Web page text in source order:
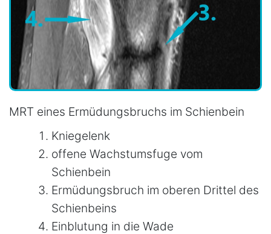
MRT eines Ermüdungsbruchs im Schienbein
Kniegelenk
offene Wachstumsfuge vom
Schienbein
Ermüdungsbruch im oberen Drittel des
Schienbeins
Einblutung in die Wade